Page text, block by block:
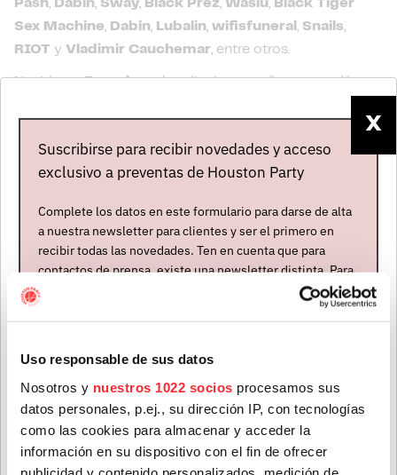
Uso responsable de sus datos
Nosotros y nuestros 1022 socios procesamos sus
datos personales, p.ej., su dirección IP, con tecnologías
como las cookies para almacenar y acceder la
información en su dispositivo con el fin de ofrecer
Pash, Dabin, Sway, Black Prez, Wasiu, Black Tiger
Sex Machine, Dabin, Lubalin, wifisfuneral , Snails,
RIOT y Vladimir Cauchemar, entre otros.
Nacido enBruselas, a los diecinueve años se mudó a
en
Apollo StudiodeMontreal, donde coprodujo el
audio de diversos videojuegos (por ejemplo,
los trailers de juegos deUbisoft. En 2014 dejó ese
trabajo para centrarse solo en la creación de su propia
música (camino que había emprendido tres años antes,
en 2011, cuando había fichado por
Kannibalen
, salió en
de sencillos y EPs, además de un LP,
(2020), para cuya grabación contrató a la
Sinfónica de Praga, con sesenta y nueve instrumentos.
En su currículo, el premioGAMIQalmejor EP
electrónico de 2018por“Requiem” y tres galardones
X
Suscribirse para recibir novedades y acceso
exclusivo a preventas de Houston Party
Complete los datos en este formulario para darse de alta
a nuestra newsletter para clientes y ser el primero en
recibir todas las novedades. Ten en cuenta que para
contactos de prensa, existe una newsletter distinta. Para
formar parte de ella, envíanos un mensaje a
Apellidos